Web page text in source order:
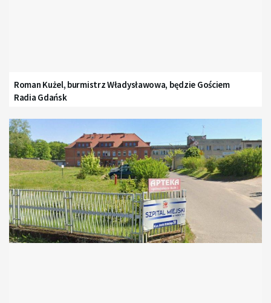
Roman Kużel, burmistrz Władysławowa, będzie Gościem
Radia Gdańsk